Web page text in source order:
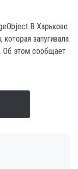
В Харькове
запугивала
Об этом сообщает